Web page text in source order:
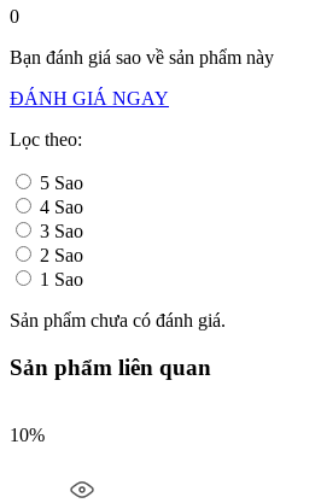
0
Bạn đánh giá sao về sản phẩm này
ĐÁNH GIÁ NGAY
Lọc theo:
5 Sao
4 Sao
3 Sao
2 Sao
1 Sao
Sản phẩm chưa có đánh giá.
Sản phẩm liên quan
10%